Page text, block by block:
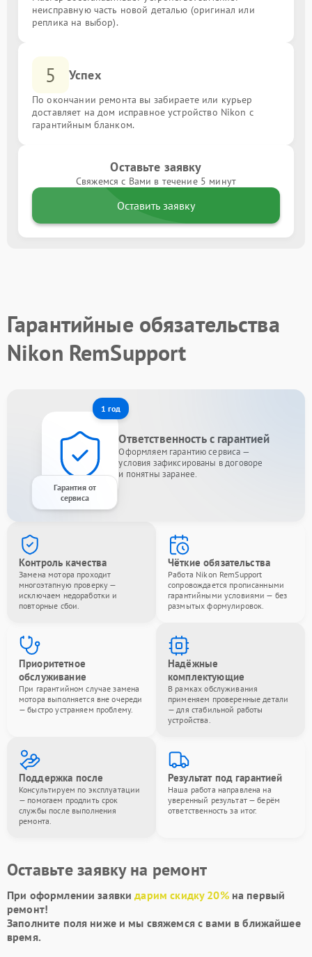
неисправную часть новой деталью (оригинал или
реплика на выбор).
5 Успех
По окончании ремонта вы забираете или курьер
доставляет на дом исправное устройство Nikon с
гарантийным бланком.
Оставьте заявку
Свяжемся с Вами в течение 5 минут
Оставить заявку
Гарантийные обязательства
Nikon RemSupport
1 год
Гарантия от
сервиса
Ответственность с гарантией
Оформляем гарантию сервиса —
условия зафиксированы в договоре
и понятны заранее.
Контроль качества
Замена мотора проходит
многоэтапную проверку —
исключаем недоработки и
повторные сбои.
Чёткие обязательства
Работа Nikon RemSupport
сопровождается прописанными
гарантийными условиями — без
размытых формулировок.
Приоритетное
обслуживание
При гарантийном случае замена
мотора выполняется вне очереди
— быстро устраняем проблему.
Надёжные
комплектующие
В рамках обслуживания
применяем проверенные детали
— для стабильной работы
устройства.
Поддержка после
Консультируем по эксплуатации
— помогаем продлить срок
службы после выполнения
ремонта.
Результат под гарантией
Наша работа направлена на
уверенный результат — берём
ответственность за итог.
Оставьте заявку на ремонт
При оформлении заявкидарим скидку 20%на первый
ремонт!
Заполните поля ниже и мы свяжемся с вами в ближайшее
время.